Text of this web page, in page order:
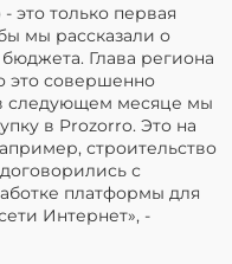
это только первая
мы рассказали о
Глава региона
это совершенно
следующем месяце мы
в Prozorro. Это на
строительство
с
платформы для
Интернет», -